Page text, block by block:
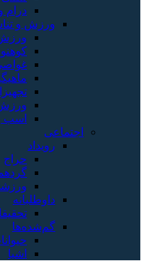
درام
ورزش و
اسب
اجتماعی
رویداد
حراج
داوطلبانه
گم‌شده‌ها
اشیا